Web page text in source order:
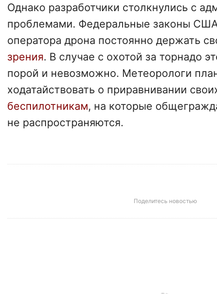
Однако разработчики столкнулись с
проблемами. Федеральные законы
оператора дрона постоянно держать
зрения. В случае с охотой за торнадо
порой и невозможно. Метеорологи
ходатайствовать о приравнивании
беспилотникам, на которые
не распространяются.
Поделитесь новостью